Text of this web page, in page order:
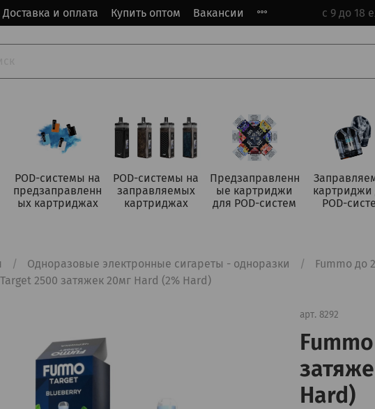
Доставка и оплата Купить оптом Вакансии с 9 до 18
POD-системы на
предзаправленн
ых картриджах
POD-системы на
заправляемых
картриджах
Предзаправленн
ые картриджи
для POD-систем
картриджи
POD-
Одноразовые электронные сигареты - одноразки
Fummo до
2500 затяжек 20мг Hard (2% Hard)
арт. 8292
Hard)